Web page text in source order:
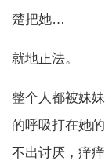
楚把她…
就地正法。
整个人都被妹
的呼吸打在她
不出讨厌，痒